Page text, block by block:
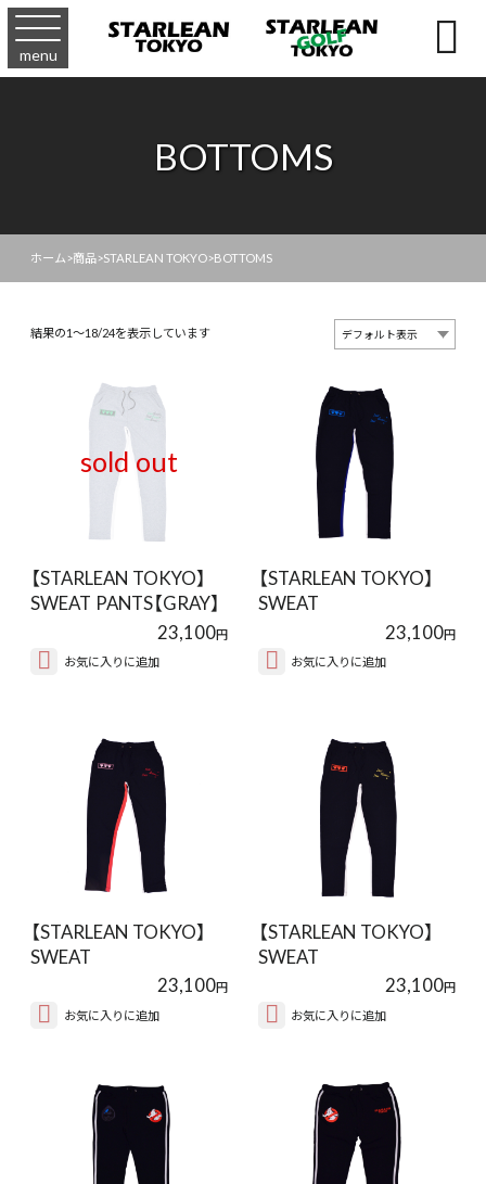
menu 
BOTTOMS
ホーム>商品>STARLEAN TOKYO>BOTTOMS
結果の1～18/24を表示しています
sold out
【STARLEAN TOKYO】
SWEAT PANTS【GRAY】
23,100円
お気に入りに追加
【STARLEAN TOKYO】
SWEAT
PANTS【BLACK】23,100円
お気に入りに追加
【STARLEAN TOKYO】
SWEAT
PANTS【BLACK】23,100円
お気に入りに追加
【STARLEAN TOKYO】
SWEAT
PANTS【BLACK】23,100円
お気に入りに追加